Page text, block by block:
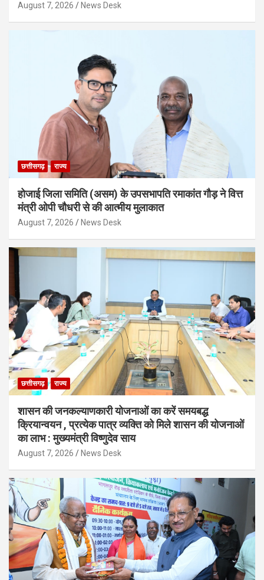
August 7, 2026 News Desk
छत्तीसगढ़ राज्य
होजाई जिला समिति (असम) के उपसभापति रमाकांत गौड़ ने वित्त
मंत्री ओपी चौधरी से की आत्मीय मुलाकात
August 7, 2026 News Desk
छत्तीसगढ़ राज्य
शासन की जनकल्याणकारी योजनाओं का करें समयबद्ध
क्रियान्वयन , प्रत्येक पात्र व्यक्ति को मिले शासन की योजनाओं
का लाभ : मुख्यमंत्री विष्णुदेव साय
August 7, 2026 News Desk